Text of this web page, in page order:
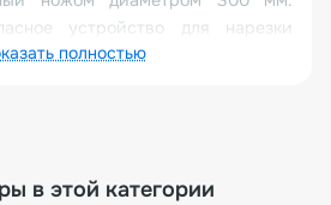
устройство для нарезки
на одинаковые ломтики,
мясо, мясопродукты, мясные
полностью
в этой категории